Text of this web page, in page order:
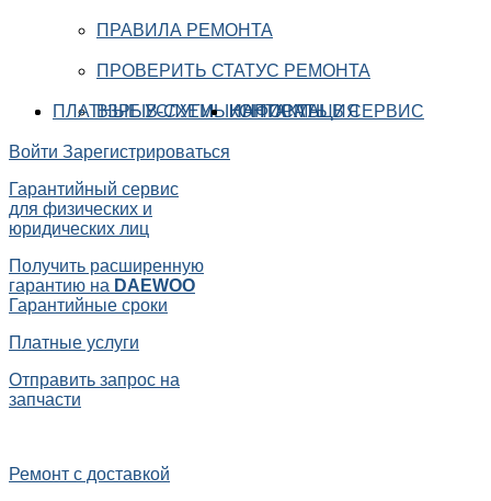
ПРАВИЛА РЕМОНТА
ПРОВЕРИТЬ СТАТУС РЕМОНТА
ПЛАТНЫЕ УСЛУГИ ИНФОРМАЦИЯ
ВЗРЫВ-СХЕМЫ КОНТАКТЫ
НАПИСАТЬ В СЕРВИС
Войти Зарегистрироваться
Гарантийный сервис
для физических и
юридических лиц
Получить расширенную
гарантию на DAEWOO
Гарантийные сроки
Платные услуги
Отправить запрос на
запчасти
Ремонт с доставкой